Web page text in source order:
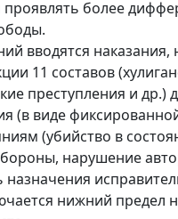
более
вводятся наказания,
11 составов
преступления и
(в виде
(убийство в
нарушение
нижний предел